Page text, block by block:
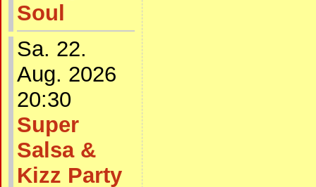
Soul
Sa. 22.
Aug. 2026
20:30
Super
Salsa &
Kizz Party